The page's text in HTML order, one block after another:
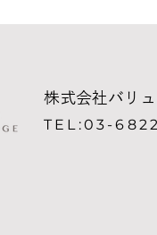
株式会社バリ
TEL:03-